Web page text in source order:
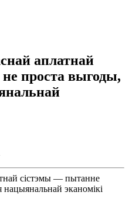
аплатнай
проста выгоды,